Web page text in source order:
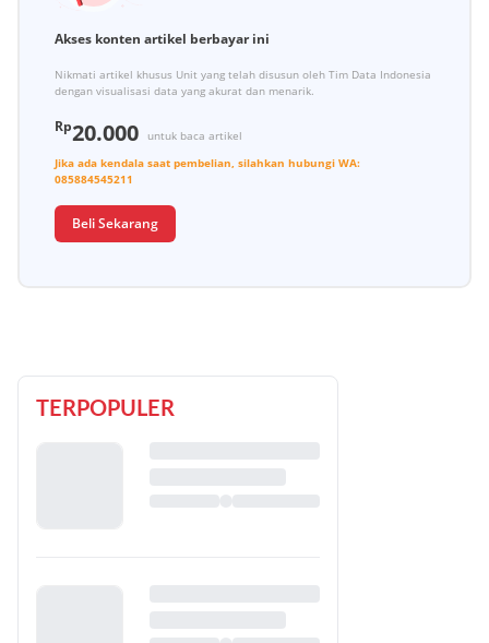
Akses konten artikel berbayar ini
Nikmati artikel khusus Unit yang telah disusun oleh Tim Data Indonesia
dengan visualisasi data yang akurat dan menarik.
Rp20.000
untuk baca artikel
Jika ada kendala saat pembelian, silahkan hubungi WA:
085884545211
Beli Sekarang
TERPOPULER